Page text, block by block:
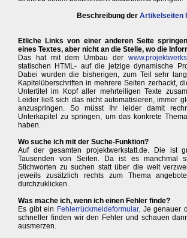
Beschreibung derArtikelseiten
Etliche Links von einer anderen Seite
eines Textes, aber nicht an die Stelle, wo die
Das hat mit dem Umbau der
statischen HTML- auf die jetzige dynamische
Dabei wurden die bisherigen, zum Teil sehr
Kapitelüberschriften in mehrere Seiten zerhackt,
Untertitel im Kopf aller mehrteiligen Texte
Leider ließ sich das nicht automatisieren, immer
anzuspringen. So müsst Ihr leider damit
Unterkapitel zu springen, um das konkrete
haben.
Wo suche ich mit der Suche-Funktion?
Auf der gesamten projektwerkstatt.de. Die ist
Tausenden von Seiten. Da ist es manchmal
Stichworten zu suchen statt über die weit
jeweils zusätzlich rechts zum Thema
durchzuklicken.
Was mache ich, wenn ich einen Fehler finde?
Es gibt ein Fehlerrückmeldeformular. Je genauer
schneller finden wir den Fehler und schauen
ausmerzen.